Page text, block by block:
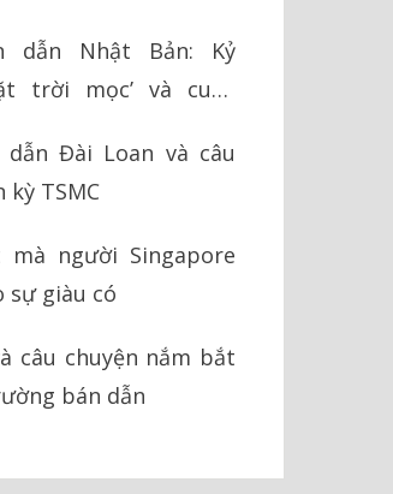
dẫn Nhật Bản: Kỷ
trời mọc’ và cuộc
dẫn Đài Loan và câu
kỳ TSMC
mà người Singapore
sự giàu có
câu chuyện nắm bắt
bán dẫn